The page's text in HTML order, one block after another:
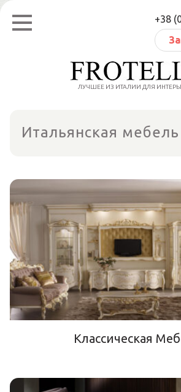
Перейти
содержанию
+38
ЛУЧШЕЕ ИЗ ИТАЛИИ ДЛЯ
Итальянская мебель
Классическая